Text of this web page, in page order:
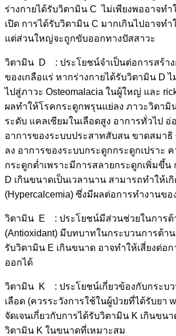
ร่างกายได้รับวิตามิน C ไม่เพียงพออาจท
เปิด การได้รับวิตามิน C มากเกินไปอาจทำ
แต่ส่วนใหญ่จะถูกขับออกทางปัสสาวะ
วิตามิน D : ประโยชน์จำเป็นต่อการสร้า
ของเกลือแร่ หากร่างกายได้รับวิตามิน D ไ
ไปสู่ภาวะ Osteomalacia ในผู้ใหญ่ และ
ผลทำให้โรคกระดูกพรุนแย่ลง ภาวะวิตามิ
ระดับ แคลเซียมในเลือดสูง อาการทั่วไป อ่
อาการของระบบประสาทสับสน ขาดสมา
ลง อาการของระบบกระดูกกระดูกเปราะ
กระดูกต่ำเพราะมีการสลายกระดูกเพิ่มขึ้
D เกินขนาดเป็นเวลานาน สามารถทำให้เ
(Hypercalcemia) ซึ่งมีผลต่อการทำงานขอ
วิตามิน E : ประโยชน์มีส่วนช่วยในการต้
(Antioxidant) มีบทบาทในกระบวนการต้า
รับวิตามิน E เกินขนาด อาจทำให้เสี่ยงต่อก
ออกได้
วิตามิน K : ประโยชน์เกี่ยวข้องกับกระบ
เลือด (ควรระวังการใช้ในผู้ป่วยที่ได้รับยา
จัดเจนเกี่ยวกับการได้รับวิตามิน K เกินขน
วิตามิน K ในขนาดที่เหมาะสม